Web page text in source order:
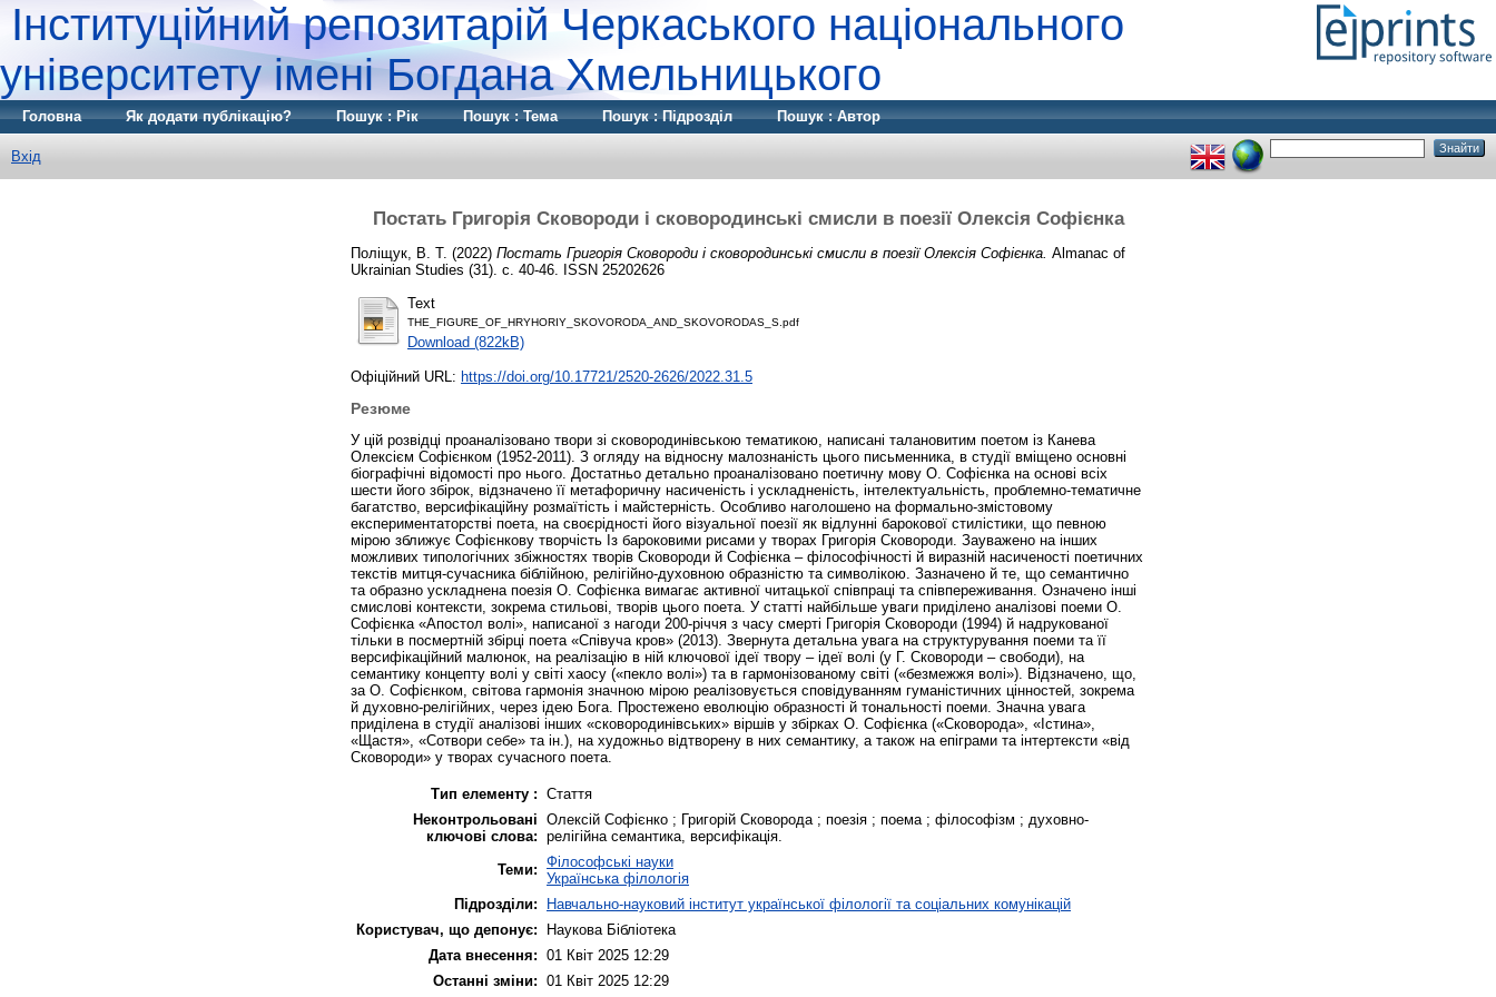
Інституційний репозитарій Черкаського національного
університету імені Богдана Хмельницького
Головна Як додати публікацію? Пошук : Рік Пошук : Тема Пошук : Підрозділ Пошук : Автор
Вхід
Постать Григорія Сковороди і сковородинські смисли в поезії Олексія Софієнка
Поліщук, В. Т. (2022) Постать Григорія Сковороди і сковородинські смисли в поезії Олексія Софієнка. Almanac of
Ukrainian Studies (31). с. 40-46. ISSN 25202626
Text
THE_FIGURE_OF_HRYHORIY_SKOVORODA_AND_SKOVORODAS_S.pdf
Download (822kB)
Офіційний URL: https://doi.org/10.17721/2520-2626/2022.31.5
Резюме
У цій розвідці проаналізовано твори зі сковородинівською тематикою, написані талановитим поетом із Канева
Олексієм Софієнком (1952-2011). З огляду на відносну малознаність цього письменника, в студії вміщено основні
біографічні відомості про нього. Достатньо детально проаналізовано поетичну мову О. Софієнка на основі всіх
шести його збірок, відзначено її метафоричну насиченість і ускладненість, інтелектуальність, проблемно-тематичне
багатство, версифікаційну розмаїтість і майстерність. Особливо наголошено на формально-змістовому
експериментаторстві поета, на своєрідності його візуальної поезії як відлунні барокової стилістики, що певною
мірою зближує Софієнкову творчість Із бароковими рисами у творах Григорія Сковороди. Зауважено на інших
можливих типологічних збіжностях творів Сковороди й Софієнка – філософічності й виразній насиченості поетичних
текстів митця-сучасника біблійною, релігійно-духовною образністю та символікою. Зазначено й те, що семантично
та образно ускладнена поезія О. Софієнка вимагає активної читацької співпраці та співпереживання. Означено інші
смислові контексти, зокрема стильові, творів цього поета. У статті найбільше уваги приділено аналізові поеми О.
Софієнка «Апостол волі», написаної з нагоди 200-річчя з часу смерті Григорія Сковороди (1994) й надрукованої
тільки в посмертній збірці поета «Співуча кров» (2013). Звернута детальна увага на структурування поеми та її
версифікаційний малюнок, на реалізацію в ній ключової ідеї твору – ідеї волі (у Г. Сковороди – свободи), на
семантику концепту волі у світі хаосу («пекло волі») та в гармонізованому світі («безмежжя волі»). Відзначено, що,
за О. Софієнком, світова гармонія значною мірою реалізовується сповідуванням гуманістичних цінностей, зокрема
й духовно-релігійних, через ідею Бога. Простежено еволюцію образності й тональності поеми. Значна увага
приділена в студії аналізові інших «сковородинівських» віршів у збірках О. Софієнка («Сковорода», «Істина»,
«Щастя», «Сотвори себе» та ін.), на художньо відтворену в них семантику, а також на епіграми та інтертексти «від
Сковороди» у творах сучасного поета.
Тип елементу : Стаття
Неконтрольовані
ключові слова:
Олексій Софієнко ; Григорій Сковорода ; поезія ; поема ; філософізм ; духовно-
релігійна семантика, версифікація.
Теми: Філософські науки
Українська філологія
Підрозділи:
Навчально-науковий інститут української філології та соціальних комунікацій
Користувач, що депонує:
Наукова Бібліотека
Дата внесення: 01 Квіт 2025 12:29
Останні зміни: 01 Квіт 2025 12:29